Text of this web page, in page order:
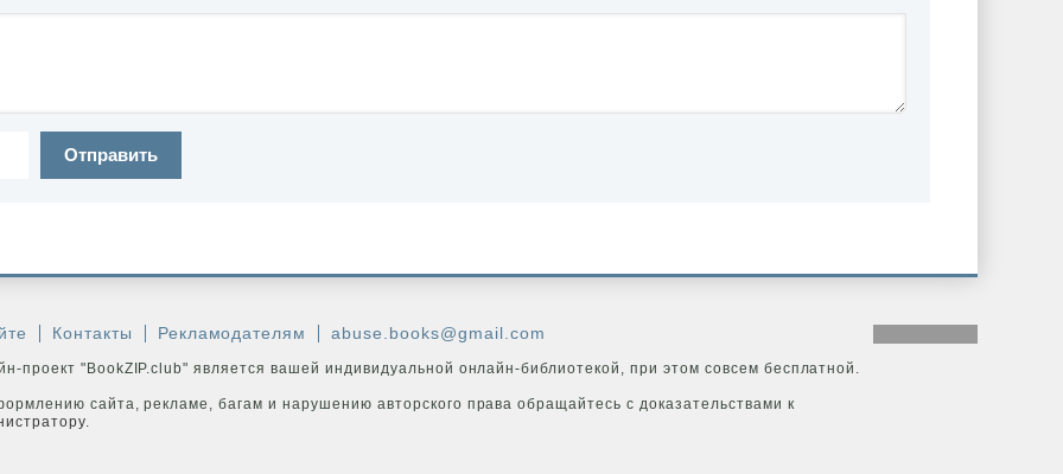
Отправить
Контакты Рекламодателям abuse.books@gmail.com
проект "BookZIP.club" является вашей индивидуальной онлайн-библиотекой, при этом совсем бесплатной.
сайта, рекламе, багам и нарушению авторского права обращайтесь с доказательствами к
.